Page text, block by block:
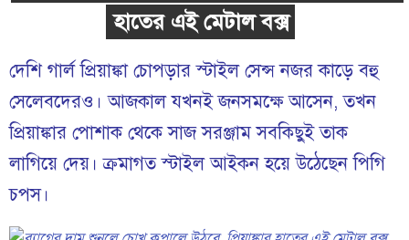
হাতের এই মেটাল বক্স
দেশি গার্ল প্রিয়াঙ্কা চোপড়ার স্টাইল সেন্স নজর কাড়ে বহু
সেলেবদেরও। আজকাল যখনই জনসমক্ষে আসেন, তখন
প্রিয়াঙ্কার পোশাক থেকে সাজ সরঞ্জাম সবকিছুই তাক
লাগিয়ে দেয়। ক্রমাগত স্টাইল আইকন হয়ে উঠেছেন পিগি
চপস।